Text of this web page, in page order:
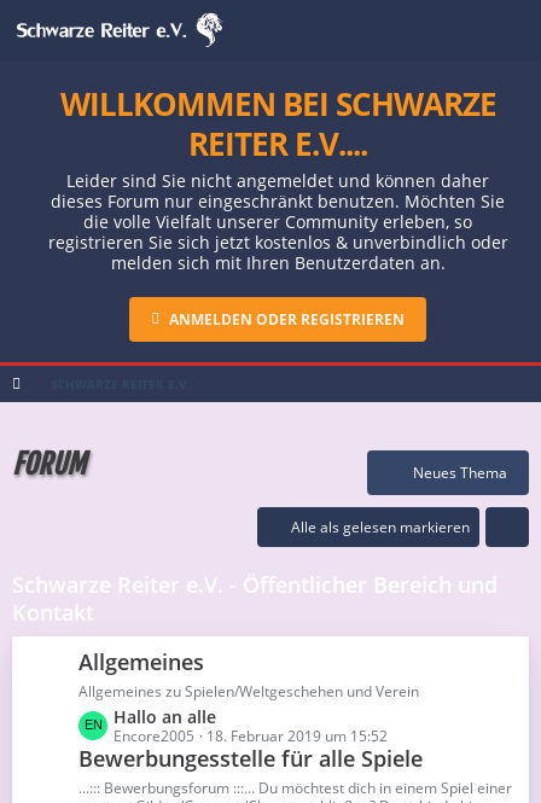
WILLKOMMEN BEI SCHWARZE
REITER E.V....
Leider sind Sie nicht angemeldet und können daher
dieses Forum nur eingeschränkt benutzen. Möchten Sie
die volle Vielfalt unserer Community erleben, so
registrieren Sie sich jetzt kostenlos & unverbindlich oder
melden sich mit Ihren Benutzerdaten an.
ANMELDEN ODER REGISTRIEREN
FORUM Neues Thema
Alle als gelesen markieren
Schwarze Reiter e.V. - Öffentlicher Bereich und
Kontakt
Allgemeines
Allgemeines zu Spielen/Weltgeschehen und Verein
L
e
t
Hallo an alle
Encore2005 18. Februar 2019 um 15:52
Bewerbungesstelle für alle Spiele
...::: Bewerbungsforum :::... Du möchtest dich in einem Spiel einer